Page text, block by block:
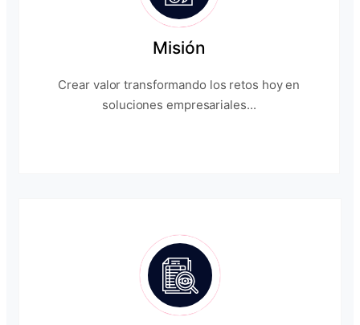
Misión
Crear valor transformando los retos hoy en
soluciones empresariales...